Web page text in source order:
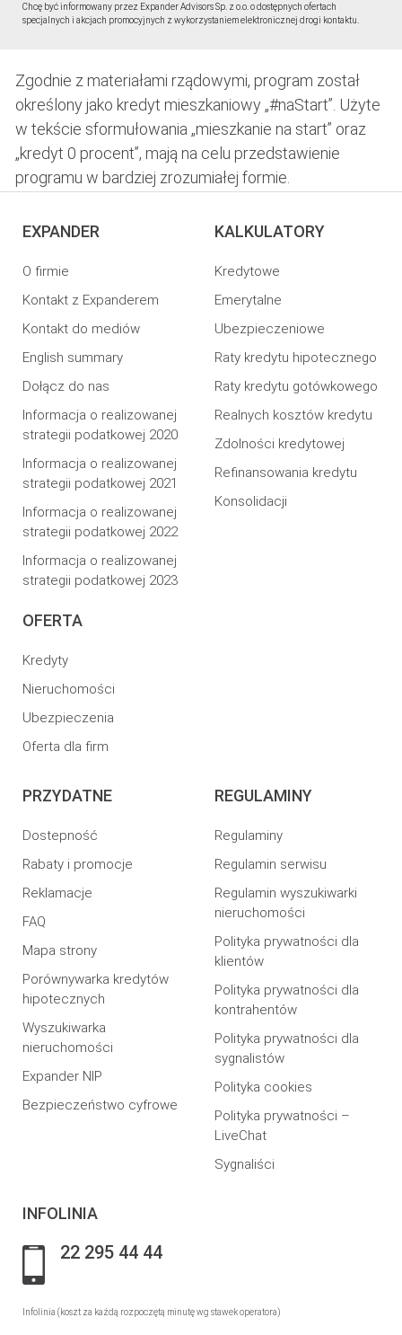
Chcę być informowany przez Expander Advisors Sp. z o.o. o dostępnych ofertach
specjalnych i akcjach promocyjnych z wykorzystaniem elektronicznej drogi kontaktu.
Zgodnie z materiałami rządowymi, program został
określony jako kredyt mieszkaniowy „#naStart”. Użyte
w tekście sformułowania „mieszkanie na start” oraz
„kredyt 0 procent”, mają na celu przedstawienie
programu w bardziej zrozumiałej formie.
EXPANDER
O firmie
Kontakt z Expanderem
Kontakt do mediów
English summary
Dołącz do nas
Informacja o realizowanej
strategii podatkowej 2020
Informacja o realizowanej
strategii podatkowej 2021
Informacja o realizowanej
strategii podatkowej 2022
Informacja o realizowanej
strategii podatkowej 2023
OFERTA
Kredyty
Nieruchomości
Ubezpieczenia
Oferta dla firm
KALKULATORY
Kredytowe
Emerytalne
Ubezpieczeniowe
Raty kredytu hipotecznego
Raty kredytu gotówkowego
Realnych kosztów kredytu
Zdolności kredytowej
Refinansowania kredytu
Konsolidacji
PRZYDATNE
Dostepność
Rabaty i promocje
Reklamacje
FAQ
Mapa strony
Porównywarka kredytów
hipotecznych
Wyszukiwarka
nieruchomości
Expander NIP
Bezpieczeństwo cyfrowe
REGULAMINY
Regulaminy
Regulamin serwisu
Regulamin wyszukiwarki
nieruchomości
Polityka prywatności dla
klientów
Polityka prywatności dla
kontrahentów
Polityka prywatności dla
sygnalistów
Polityka cookies
Polityka prywatności –
LiveChat
Sygnaliści
INFOLINIA
22 295 44 44
Infolinia (koszt za każdą rozpoczętą minutę wg stawek operatora)